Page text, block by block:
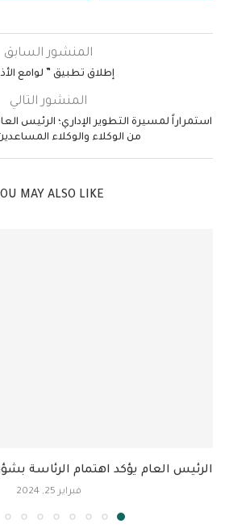
المنشور السابق
إطلاق تطبيق ” لوامع
المنشور التالي
استمراراً لمسيرة التطوير الإداري؛ الرئيس
من الوكلاء والوكلاء
MAY ALSO LIKE
الرئيس العام يؤكد اهتمام الرئاسة
فبراير 25, 2024